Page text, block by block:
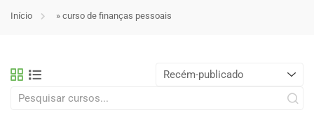
Início » curso de finanças pessoais